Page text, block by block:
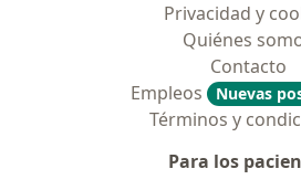
Privacidad y
Quiénes
Contacto
Empleos
Nuevas
Términos y
Para los